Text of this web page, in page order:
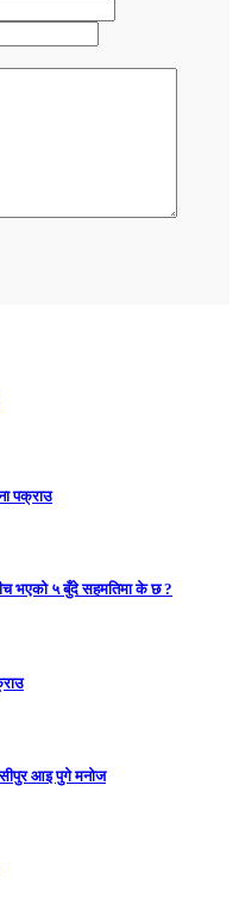
पक्राउ
भएको ५ बुँदे सहमतिमा के छ ?
आइ पुगे मनोज